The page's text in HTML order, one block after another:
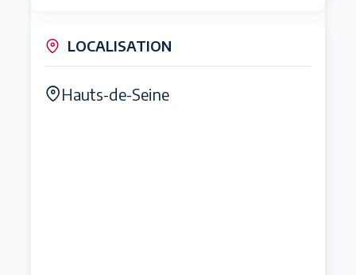
LOCALISATION
Hauts-de-Seine